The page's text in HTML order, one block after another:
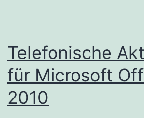
Telefonische
für Microsoft
2010